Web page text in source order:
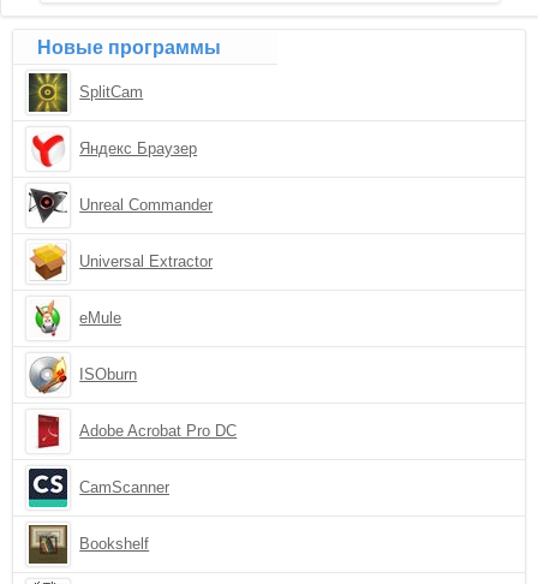
Новые программы
SplitCam
Яндекс Браузер
Unreal Commander
Universal Extractor
eMule
ISOburn
Adobe Acrobat Pro DC
CamScanner
Bookshelf